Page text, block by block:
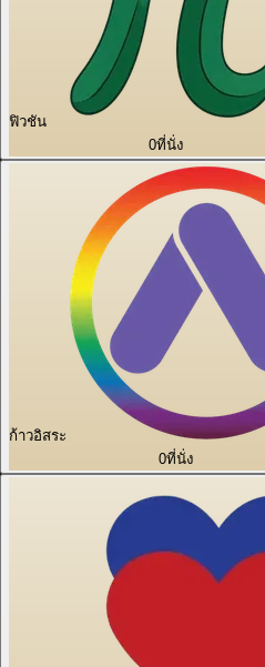
ฟิวชัน
0ที่นั่ง
ก้าวอิสระ
0ที่นั่ง